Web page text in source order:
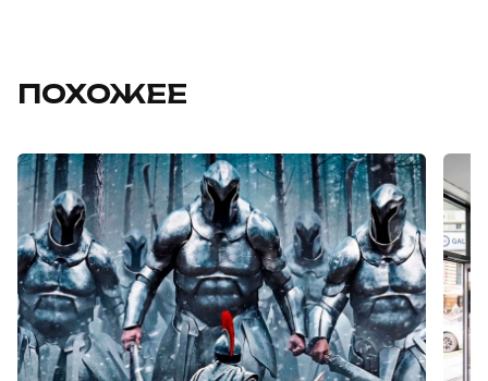
ПОХОЖЕЕ